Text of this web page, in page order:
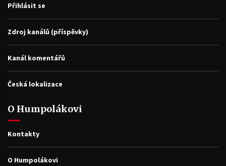
Přihlásit se
Zdroj kanálů (příspěvky)
Kanál komentářů
Česká lokalizace
O Humpolákovi
Kontakty
O Humpolákovi